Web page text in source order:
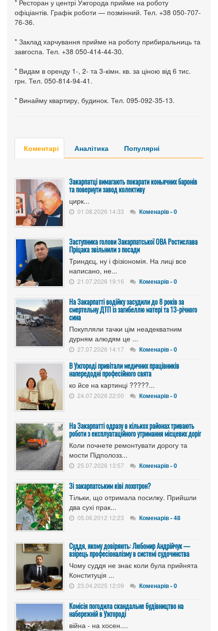
* Ресторан у центрі Ужгорода прийме на роботу
офіціантів. Графік роботи — позмінний. Тел. +38 050-707-
76-36.
* Заклад харчування прийме на роботу прибиральниць та
завгоспа. Тел. +38 050-414-44-30.
* Видам в оренду 1-, 2- та 3-кімн. кв. за ціною від 6 тис.
грн. Тел. 050-814-94-41.
* Винайму квартиру, будинок. Тел. 095-092-35-13.
Коментарі Аналітика Популярні
Закарпатці вимагають покарати коньячних баронів
та повернути завод колективу
цирк...
01.08.2026 14:33 Коменарів - 0
Заступника голови Закарпатської ОВА Ростислава
Пріцака звільнили з посади
Триндєц, ну і фізіономія. На лиці все
написано, не...
21.07.2026 19:16 Коменарів - 0
На Закарпатті водійку засудили до 8 років за
смертельну ДТП із загибеллю матері та 13-річного
сина
Покупляли тачки цім неадекватним
дурням алюдям це ...
27.07.2026 14:17 Коменарів - 0
В Ужгороді привітали медичних працівників
напередодні професійного свята
ко йсе на картинці ?????...
24.07.2026 22:00 Коменарів - 0
На Закарпатті одразу в кількох районах тривають
роботи з експлуатаційного утримання місцевих доріг
Коли почнете ремонтувати дорогу та
мости Підполозз...
25.07.2026 13:57 Коменарів - 0
Зі закарпатським ківі лохотрон?
Тільки, що отримала посилку. Прийшли
два сухі прак...
05.06.2012 12:23 Коменарів - 48
Суддя, якому довіряють: Любомир Андрійчук —
взірець професіоналізму в системі судочинства
Чому суддя не знає коли була прийнята
Конституція ...
23.04.2025 12:09 Коменарів - 0
Комісія погодила скандальне будівництво на
набережній в Ужгороді
війна - на хосен....